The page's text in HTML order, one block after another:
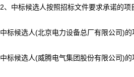
2、中标候选人按照招标文件要求承诺的项
中标候选人(北京电力设备总厂有限公司)
中标候选人(威腾电气集团股份有限公司)的